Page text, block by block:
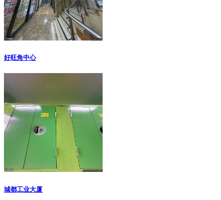
好旺角中心
城都工业大厦